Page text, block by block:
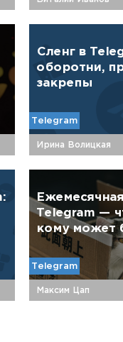
Сленг в
оборотни,
закрепы
Telegram
Ирина Волицкая
Telegram —
кому может
Telegram
Максим Цап